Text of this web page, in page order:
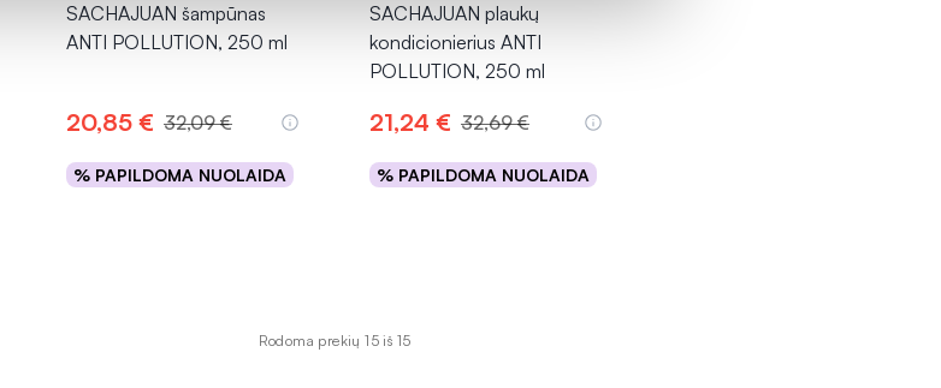
SACHAJUAN šampūnas
ANTI POLLUTION, 250 ml
20,85 € 32,09 €
% PAPILDOMA NUOLAIDA
Į krepšelį
SACHAJUAN plaukų
kondicionierius ANTI
POLLUTION, 250 ml
21,24 € 32,69 €
% PAPILDOMA NUOLAIDA
Į krepšelį
Rodoma prekių 15 iš 15